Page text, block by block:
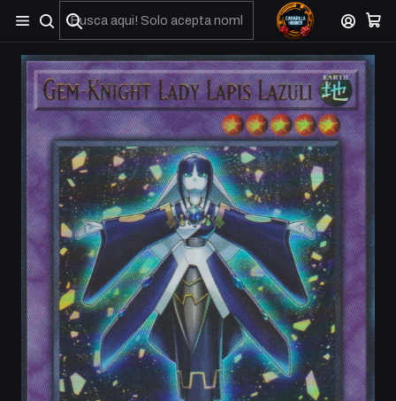
No olviden reportar sus depositos y transferencias por Whatsapp